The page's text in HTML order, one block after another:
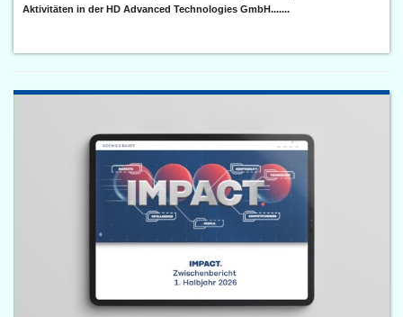
Aktivitäten in der HD Advanced Technologies GmbH.......